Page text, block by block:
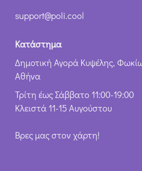
support@poli.cool
Κατάστημα
Δημοτική Αγορά Κυψέλης,
Αθήνα
Τρίτη έως Σάββατο 11:00-19:00
Κλειστά 11-15 Αυγούστου
Βρες μας στον χάρτη!